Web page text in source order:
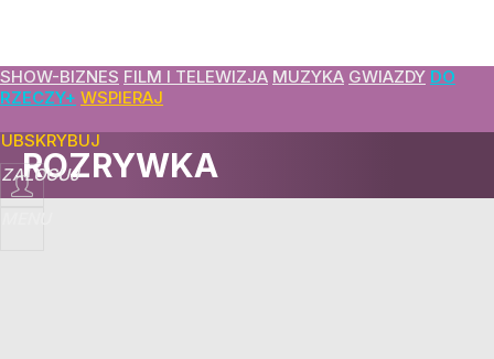
SHOW-BIZNES FILM I TELEWIZJA MUZYKA GWIAZDY DO
RZECZY+ WSPIERAJ
ZALOGUJ
ROZRYWKA